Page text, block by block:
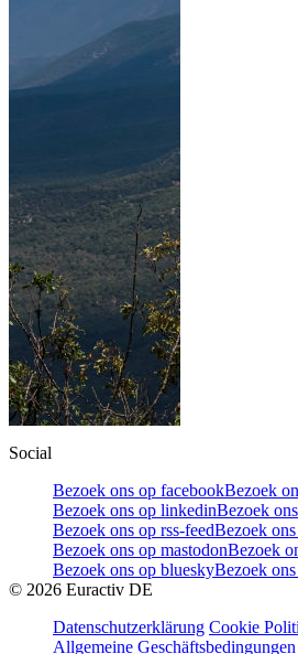
Social
Bezoek ons op facebookBezoek
Bezoek ons op linkedinBezoek
Bezoek ons op rss-feedBezoek
Bezoek ons op mastodonBezoek
Bezoek ons op blueskyBezoek
© 2026 Euractiv DE
Datenschutzerklärung Cookie
Allgemeine Geschäftsbedingungen